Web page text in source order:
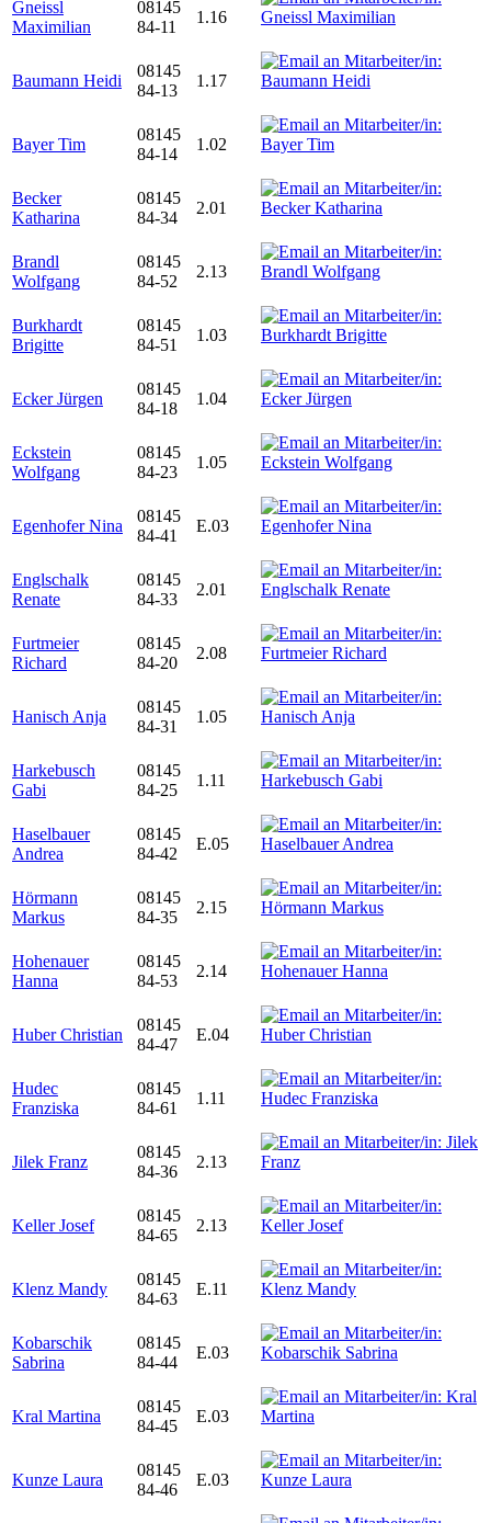
Gneissl
Maximilian
08145
84-11
1.16
Baumann Heidi
08145
84-13
1.17
Bayer Tim
08145
84-14
1.02
Becker
Katharina
08145
84-34
2.01
Brandl
Wolfgang
08145
84-52
2.13
Burkhardt
Brigitte
08145
84-51
1.03
Ecker Jürgen
08145
84-18
1.04
Eckstein
Wolfgang
08145
84-23
1.05
Egenhofer Nina
08145
84-41
E.03
Englschalk
Renate
08145
84-33
2.01
Furtmeier
Richard
08145
84-20
2.08
Hanisch Anja
08145
84-31
1.05
Harkebusch
Gabi
08145
84-25
1.11
Haselbauer
Andrea
08145
84-42
E.05
Hörmann
Markus
08145
84-35
2.15
Hohenauer
Hanna
08145
84-53
2.14
Huber Christian
08145
84-47
E.04
Hudec
Franziska
08145
84-61
1.11
Jilek Franz
08145
84-36
2.13
Keller Josef
08145
84-65
2.13
Klenz Mandy
08145
84-63
E.11
Kobarschik
Sabrina
08145
84-44
E.03
Kral Martina
08145
84-45
E.03
Kunze Laura
08145
84-46
E.03